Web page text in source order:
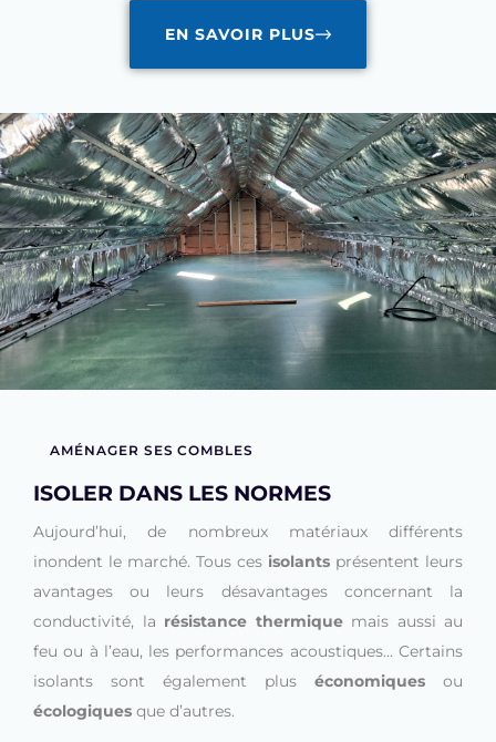
EN SAVOIR PLUS
AMÉNAGER SES COMBLES
ISOLER DANS LES NORMES
Aujourd’hui, de nombreux matériaux différents
inondent le marché. Tous ces isolants présentent leurs
avantages ou leurs désavantages concernant la
conductivité, la résistance thermiquemais aussi au
feu ou à l’eau, les performances acoustiques… Certains
isolants sont également plus économiques ou
écologiques que d’autres.